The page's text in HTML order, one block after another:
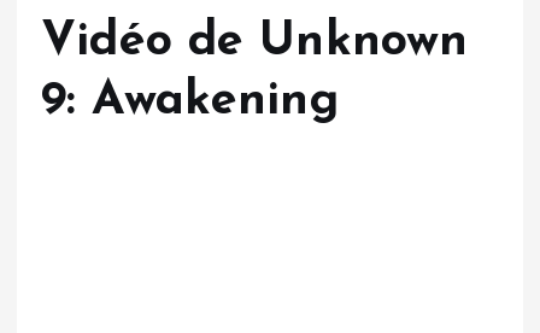
Vidéo de Unknown
9: Awakening